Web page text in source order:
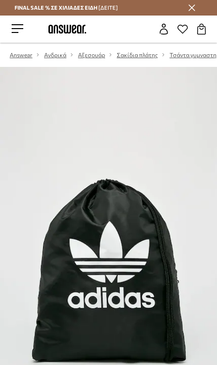
Εξοικονομήστε με το Answear Club
FINAL SALE % ΣΕ ΧΙΛΙΑΔΕΣ ΕΙΔΗ [ΔΕΙΤΕ]
Answear Ανδρικά Αξεσουάρ Σακίδια πλάτης Τσάντα